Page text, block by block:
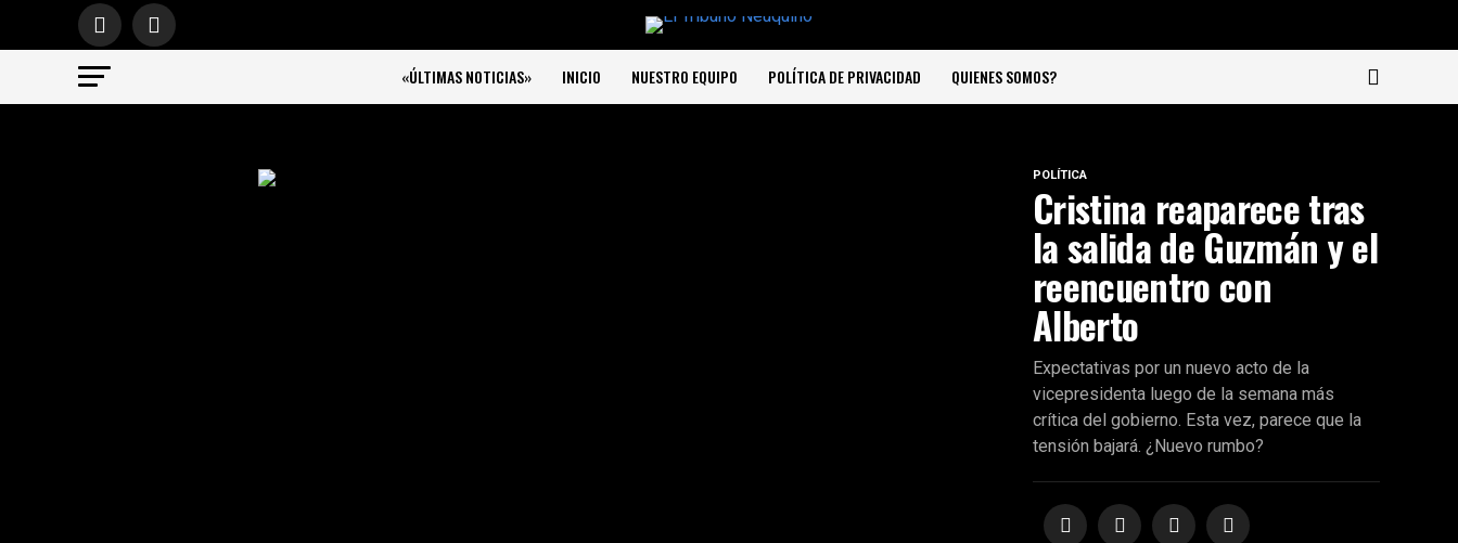
«ÚLTIMAS NOTICIAS» INICIO NUESTRO EQUIPO POLÍTICA DE PRIVACIDAD QUIENES SOMOS?
POLÍTICA
Cristina reaparece tras
la salida de Guzmán y el
reencuentro con
Alberto
Expectativas por un nuevo acto de la
vicepresidenta luego de la semana más
crítica del gobierno. Esta vez, parece que la
tensión bajará. ¿Nuevo rumbo?